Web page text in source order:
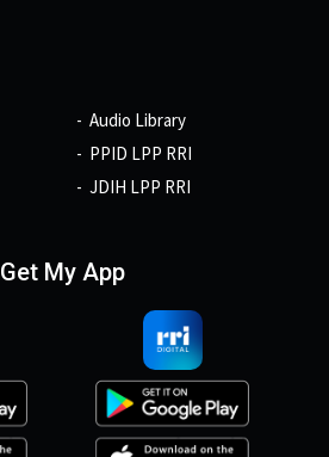
Audio Library
PPID LPP RRI
JDIH LPP RRI
Get My App